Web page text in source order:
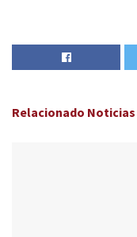
Relacionado Noticias